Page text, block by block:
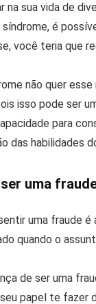
na sua vida de
é
você teria que
não quer
isso pode ser
para
das habilidades
uma
uma fraude é
quando o
de ser uma
papel te fazer